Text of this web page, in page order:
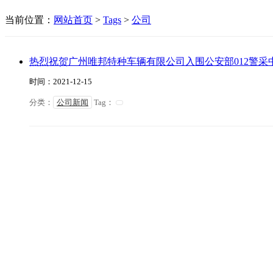
当前位置： 网站首页 > Tags > 公司
热烈祝贺广州唯邦特种车辆有限公司入围公安部012警
时间：2021-12-15
分类： 公司新闻 Tag：